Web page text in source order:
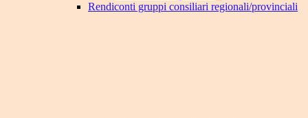
Rendiconti gruppi consiliari regionali/provinciali